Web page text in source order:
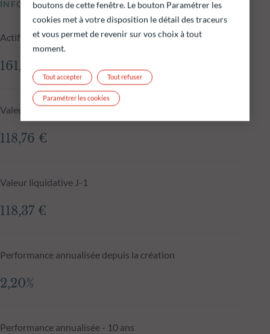
INFORMATIONS CLÉS
Actif net du fonds au 04.08.2026
161,67 M€
Valeur liquidative au 04.08.2026
118,76 €
Valeur liquidative J-1
118,37 €
Performance annualisée depuis la création
2,20%
Performance annualisée - 10 ans
boutons de cette fenêtre. Le bouton Paramétrer les
cookies met à votre disposition le détail des traceurs
et vous permet de revenir sur vos choix à tout
moment.
Tout refuser
Tout accepter
Paramétrer les cookies